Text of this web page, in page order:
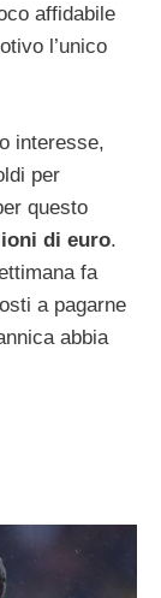
affidabile
l’unico
interesse,
per
questo
di euro.
fa
a pagarne
abbia